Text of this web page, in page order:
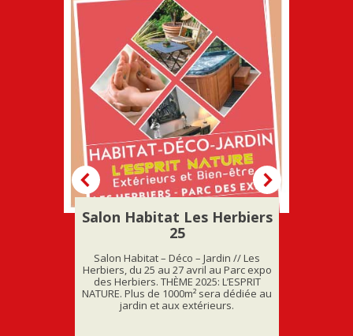
Salon Habitat Les Herbiers
25
Salon Habitat – Déco – Jardin // Les
Herbiers, du 25 au 27 avril au Parc expo
des Herbiers. THÈME 2025: L’ESPRIT
NATURE. Plus de 1000m² sera dédiée au
jardin et aux extérieurs.